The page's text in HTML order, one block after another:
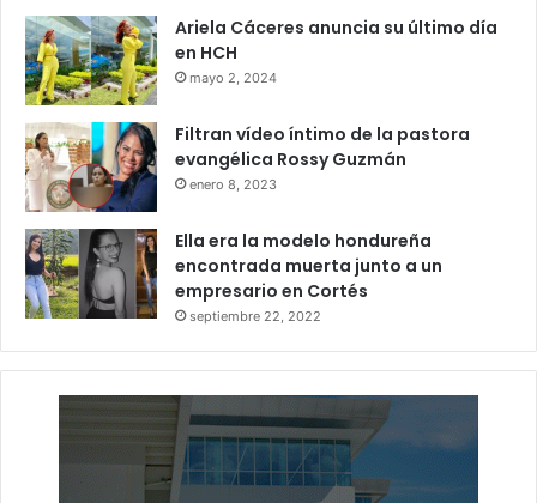
Ariela Cáceres anuncia su último día
en HCH
mayo 2, 2024
Filtran vídeo íntimo de la pastora
evangélica Rossy Guzmán
enero 8, 2023
Ella era la modelo hondureña
encontrada muerta junto a un
empresario en Cortés
septiembre 22, 2022